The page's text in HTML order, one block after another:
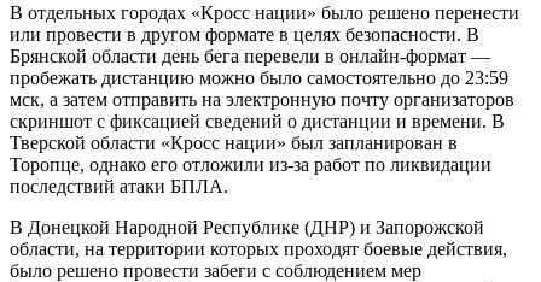
В отдельных городах «Кросс нации» было решено перенести
или провести в другом формате в целях безопасности. В
Брянской области день бега перевели в онлайн-формат —
пробежать дистанцию можно было самостоятельно до 23:59
мск, а затем отправить на электронную почту организаторов
скриншот с фиксацией сведений о дистанции и времени. В
Тверской области «Кросс нации» был запланирован в
Торопце, однако его отложили из-за работ по ликвидации
последствий атаки БПЛА.
В Донецкой Народной Республике (ДНР) и Запорожской
области, на территории которых проходят боевые действия,
было решено провести забеги с соблюдением мер